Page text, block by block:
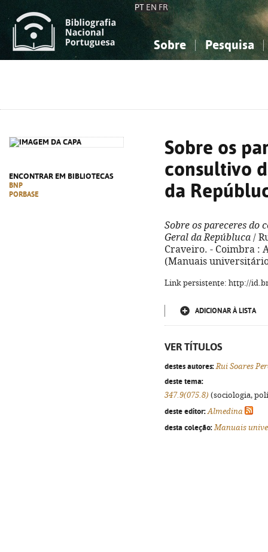
PT EN FR
Sobre Pesquisa
ENCONTRAR EM BIBLIOTECAS
BNP
PORBASE
Sobre os
consultivo
da
Sobre os pareceres do
Geral da Repúbluca /
Craveiro. - Coimbra :
(Manuais
Link persistente: http://
ADICIONAR À LISTA
VER TÍTULOS
destes autores: Rui Soares
deste tema:
347.9(075.8) (sociologia,
deste editor: Almedina
desta coleção: Manuais